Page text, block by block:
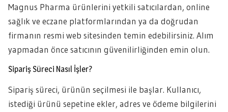
Magnus Pharma ürünlerini yetkili satıcılardan, online
sağlık ve eczane platformlarından ya da doğrudan
firmanın resmi web sitesinden temin edebilirsiniz. Alım
yapmadan önce satıcının güvenilirliğinden emin olun.
Sipariş Süreci Nasıl İşler?
Sipariş süreci, ürünün seçilmesi ile başlar. Kullanıcı,
istediği ürünü sepetine ekler, adres ve ödeme bilgilerini